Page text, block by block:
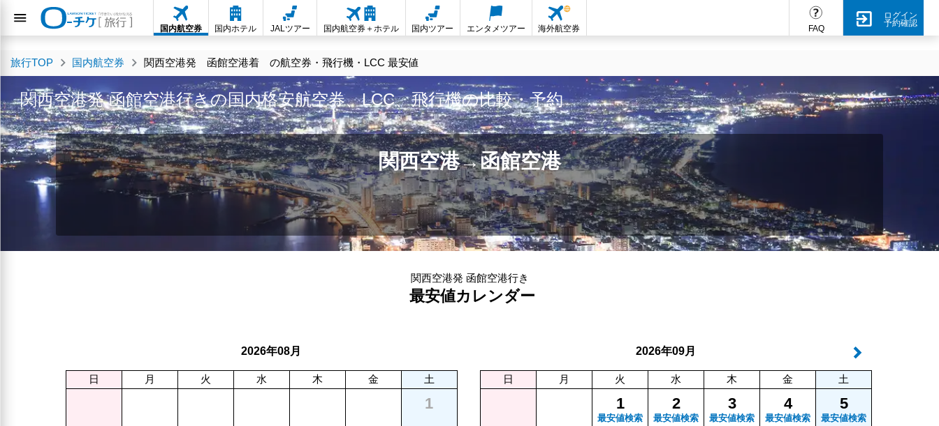
FAQ
ログイン
予約確認
国内航空券 国内ホテル JALツアー 国内航空券＋ホテル 国内ツアー エンタメツアー 海外航空券
旅行TOP 国内航空券 関西空港発 函館空港着 の航空券・飛行機・LCC 最安値
関西空港発 函館空港行きの国内格安航空券、LCC、飛行機の比較・予約
関西空港→函館空港
関西空港発 函館空港行き
最安値カレンダー
2026年08月
日 月 火 水 木 金 土
1
2026年09月
日 月 火 水 木 金 土
1
最安値検索
2
最安値検索
3
最安値検索
4
最安値検索
5
最安値検索